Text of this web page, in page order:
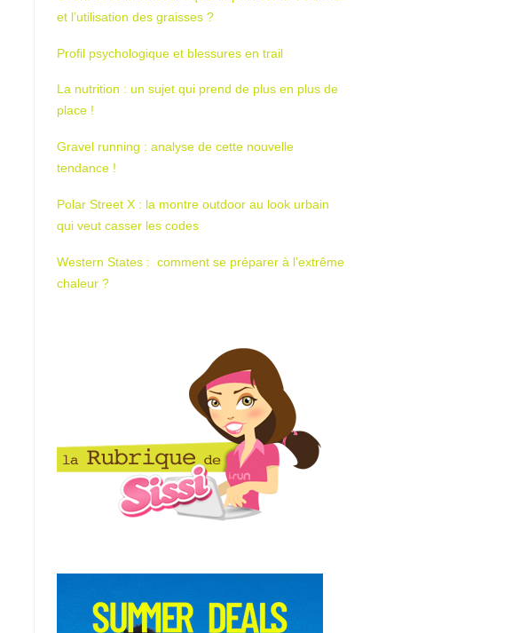
et l’utilisation des graisses ?
Profil psychologique et blessures en trail
La nutrition : un sujet qui prend de plus en plus de
place !
Gravel running : analyse de cette nouvelle
tendance !
Polar Street X : la montre outdoor au look urbain
qui veut casser les codes
Western States : comment se préparer à l’extrême
chaleur ?